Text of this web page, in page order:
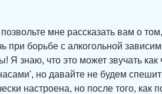
мне рассказать вам о
при борьбе с алкогольной
Я знаю, что это может звучать как
но давайте не будем
настроена, но после того, как